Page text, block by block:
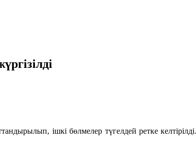
ішкі бөлмелер түгелдей ретке